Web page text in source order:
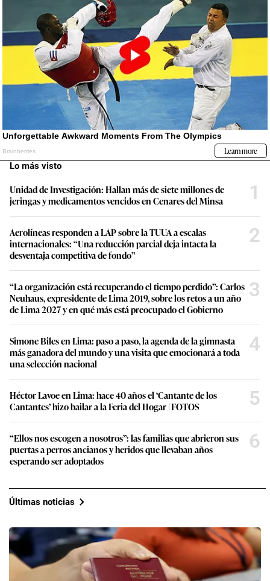
Lo más visto
Unidad de Investigación: Hallan más de siete millones de
jeringas y medicamentos vencidos en Cenares del Minsa
1
Aerolíneas responden a LAP sobre la TUUA a escalas
internacionales: “Una reducción parcial deja intacta la
desventaja competitiva de fondo”
2
“La organización está recuperando el tiempo perdido”: Carlos
Neuhaus, expresidente de Lima 2019, sobre los retos a un año
de Lima 2027 y en qué más está preocupado el Gobierno
3
Simone Biles en Lima: paso a paso, la agenda de la gimnasta
más ganadora del mundo y una visita que emocionará a toda
una selección nacional
4
Héctor Lavoe en Lima: hace 40 años el ‘Cantante de los
Cantantes’ hizo bailar a la Feria del Hogar | FOTOS
5
“Ellos nos escogen a nosotros”: las familias que abrieron sus
puertas a perros ancianos y heridos que llevaban años
esperando ser adoptados
6
Últimas noticias